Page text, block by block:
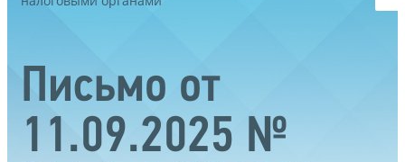
Письмо от
11.09.2025 №